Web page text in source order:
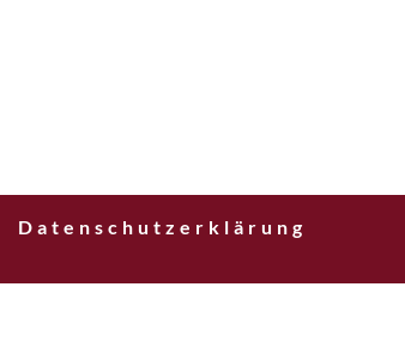
Datenschutzerklärung